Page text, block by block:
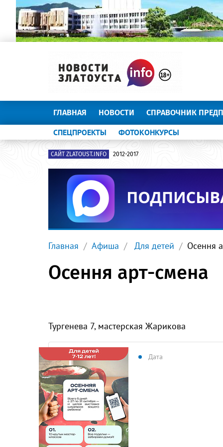
ГЛАВНАЯ НОВОСТИ СПРАВОЧНИК
СПЕЦПРОЕКТЫ ФОТОКОНКУРСЫ
САЙТ ZLATOUST.INFO 2012-2017
Главная Афиша Для детей Осення
Осення арт-смена
Тургенева 7, мастерская Жарикова
Дата